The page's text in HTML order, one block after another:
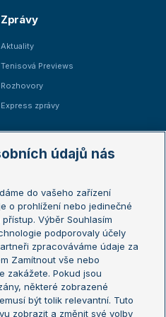
Zprávy
Aktuality
Tenisová Previews
Rozhovory
Express zprávy
Australian Open
French Open
Wimbledon
US Open
Turnaj mistrů
Turnaj mistryň
údajů nás
do vašeho zařízení
o prohlížení nebo jedinečné
Výběr Souhlasím
podporovaly účely
zpracováváme údaje za
Zamítnout vše nebo
zakážete. Pokud jsou
některé zobrazené
být tolik relevantní. Tuto
zobrazit a změnit své volby